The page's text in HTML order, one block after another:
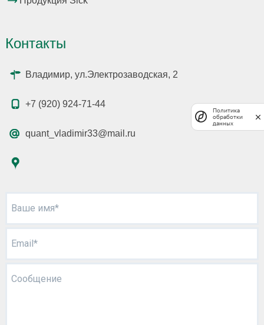
Контакты
Владимир, ул.Электрозаводская, 2
+7 (920) 924-71-44
quant_vladimir33@mail.ru
Ваше имя*
Email*
Сообщение
Политика
обработки
данных